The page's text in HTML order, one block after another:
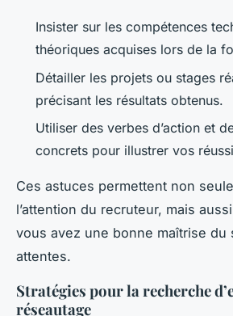
Insister sur les compétences
théoriques acquises lors de la
Détailler les projets ou stages
précisant les résultats obtenus.
Utiliser des verbes d’action et
concrets pour illustrer vos
Ces astuces permettent non
l’attention du recruteur, mais
vous avez une bonne maîtrise du
attentes.
Stratégies pour la recherche
réseautage